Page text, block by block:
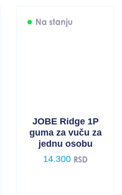
Na stanju
JOBE Ridge 1P
guma za vuču za
jednu osobu
14.300 RSD